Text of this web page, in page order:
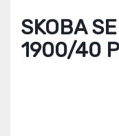
SKOBA
1900/40